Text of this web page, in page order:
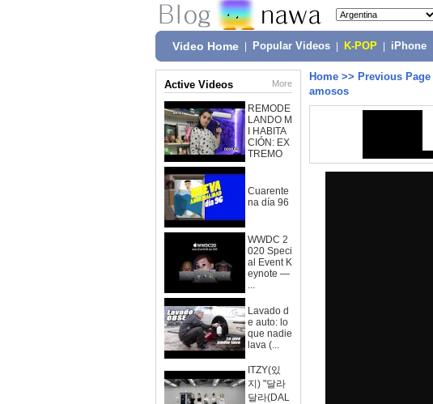
Video Home Popular Videos K-POP iPhone
Active Videos More
REMODE
LANDO M
I HABITA
CIÓN: EX
TREMO
Cuarente
na día 96
WWDC 2
020 Speci
al Event K
eynote —
...
Lavado d
e auto: lo
que nadie
lava (...
ITZY(있
지) "달라
달라(DAL
Home >> Previous Page
amosos